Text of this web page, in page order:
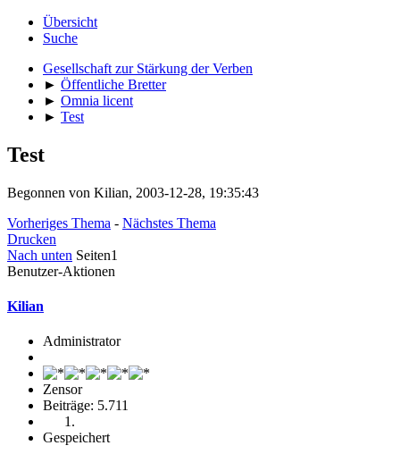
Übersicht
Suche
Gesellschaft zur Stärkung der Verben
► Öffentliche Bretter
► Omnia licent
► Test
Test
Begonnen von Kilian, 2003-12-28, 19:35:43
Vorheriges Thema - Nächstes Thema
Drucken
Nach unten Seiten1
Benutzer-Aktionen
Kilian
Administrator
Zensor
Beiträge: 5.711
Gespeichert